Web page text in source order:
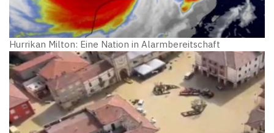
Hurrikan Milton: Eine Nation in Alarmbereitschaft